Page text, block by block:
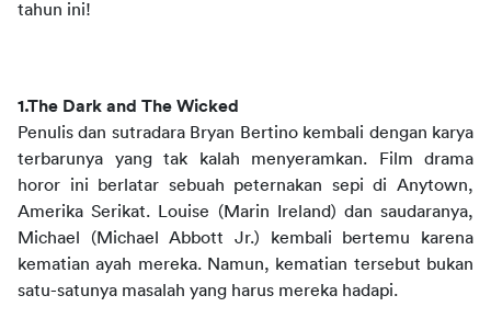
tahun ini!
1.The Dark and The Wicked
Penulis dan sutradara Bryan Bertino kembali dengan karya
terbarunya yang tak kalah menyeramkan. Film drama
horor ini berlatar sebuah peternakan sepi di Anytown,
Amerika Serikat. Louise (Marin Ireland) dan saudaranya,
Michael (Michael Abbott Jr.) kembali bertemu karena
kematian ayah mereka. Namun, kematian tersebut bukan
satu-satunya masalah yang harus mereka hadapi.